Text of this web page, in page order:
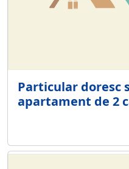
Particular doresc
apartament de 2